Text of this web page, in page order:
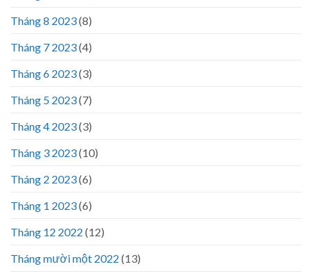
Tháng 8 2023(8)
Tháng 7 2023(4)
Tháng 6 2023(3)
Tháng 5 2023(7)
Tháng 4 2023(3)
Tháng 3 2023(10)
Tháng 2 2023(6)
Tháng 1 2023(6)
Tháng 12 2022 (12)
Tháng mười một 2022 (13)